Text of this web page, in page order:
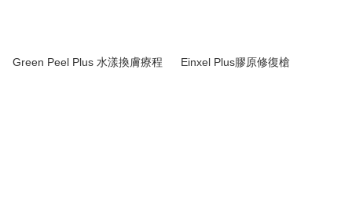
Green Peel Plus 水漾換膚療程 Einxel Plus膠原修復槍